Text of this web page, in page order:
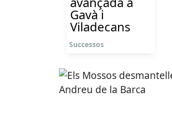
Gavà i
Viladecans
Successos